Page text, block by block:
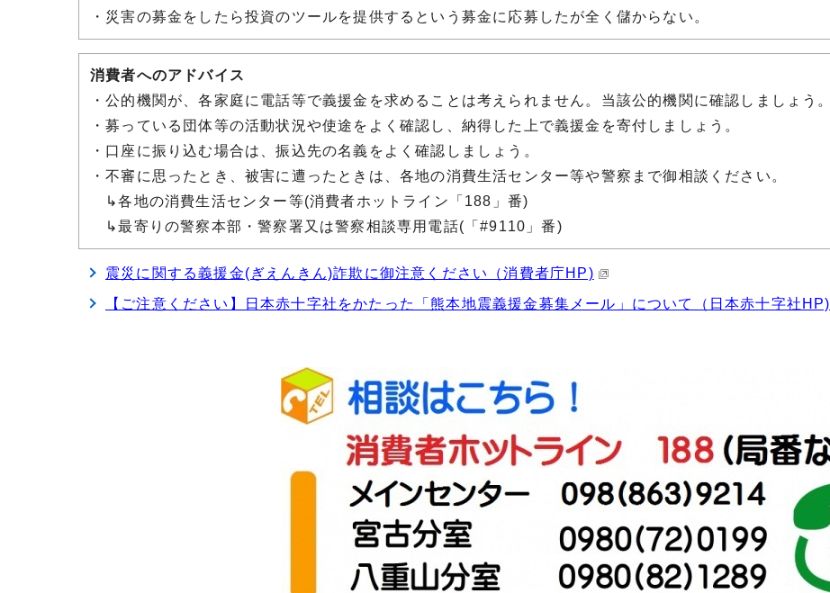
・災害の募金をしたら投資のツールを提供するという募金に応募したが全く儲からない。
消費者へのアドバイス
・公的機関が、各家庭に電話等で義援金を求めることは考えられません。当該公的機関に確認しましょう。
・募っている団体等の活動状況や使途をよく確認し、納得した上で義援金を寄付しましょう。
・ 口座に振り込む場合は、振込先の名義をよく確認しましょう。
・不審に思ったとき、被害に遭ったときは、各地の消費生活センター等や警察まで御相談ください。
↳各地の消費生活センター等(消費者ホットライン「188」番)
↳最寄りの警察本部・警察署又は警察相談専用電話(「#9110」番)
震災に関する義援金(ぎえんきん)詐欺に御注意ください（消費者庁HP)
【ご注意ください】日本赤十字社をかたった「熊本地震義援金募集メール」について（日本赤十字社HP)